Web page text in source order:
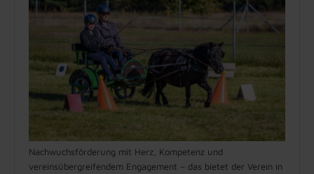
Nachwuchsförderung mit Herz, Kompetenz und
vereinsübergreifendem Engagement – das bietet der Verein in